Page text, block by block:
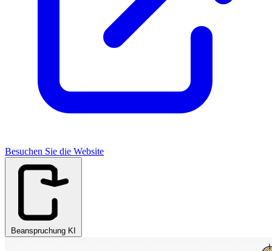
Besuchen Sie die Website
Beanspruchung KI